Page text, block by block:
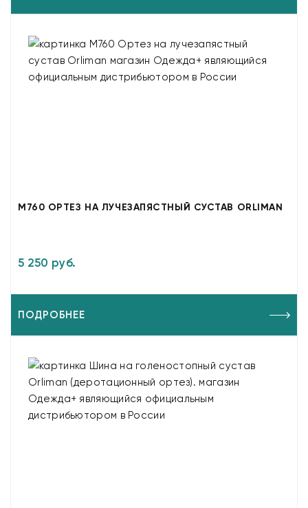
M760 ОРТЕЗ НА ЛУЧЕЗАПЯСТНЫЙ СУСТАВ ORLIMAN
5 250 руб.
ПОДРОБНЕЕ